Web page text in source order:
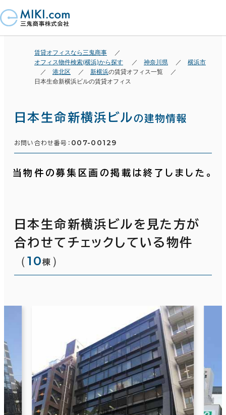
賃貸オフィスなら三鬼商事
オフィス物件検索(横浜)から探す
神奈川県
横浜市
港北区
新横浜の賃貸オフィス一覧
日本生命新横浜ビルの賃貸オフィス
日本生命新横浜ビルの建物情報
お問い合わせ番号： 007-00129
当物件の募集区画の掲載は終了しました。
日本生命新横浜ビルを見た方が
合わせてチェックしている物件
（10棟 ）